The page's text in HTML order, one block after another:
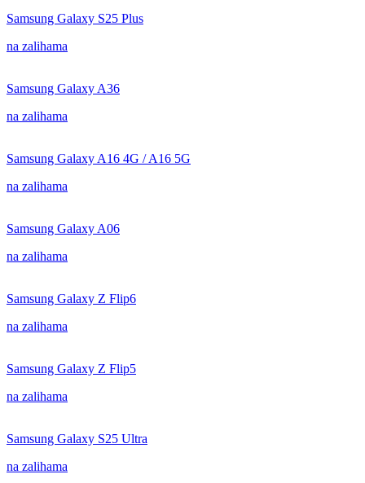
Samsung Galaxy S25 Plus
na zalihama
Samsung Galaxy A36
na zalihama
Samsung Galaxy A16 4G / A16 5G
na zalihama
Samsung Galaxy A06
na zalihama
Samsung Galaxy Z Flip6
na zalihama
Samsung Galaxy Z Flip5
na zalihama
Samsung Galaxy S25 Ultra
na zalihama